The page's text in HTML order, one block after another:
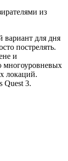
из
вариант для дня
пострелять.
и
многоуровневых
локаций.
Quest 3.